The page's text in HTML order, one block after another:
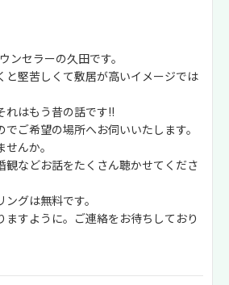
ンセラーの久田です。
と堅苦しくて敷居が高いイメージでは
れはもう昔の話です!!
ご希望の場所へお伺いいたします。
んか。
観などお話をたくさん聴かせてくださ
グは無料です。
ますように。ご連絡をお待ちしており